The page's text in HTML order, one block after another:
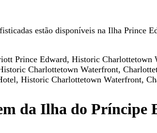
estão disponíveis na Ilha Prince
Prince Edward, Historic Charlottetown
Charlottetown Waterfront,
Historic Charlottetown Waterfront,
da Ilha do Príncipe